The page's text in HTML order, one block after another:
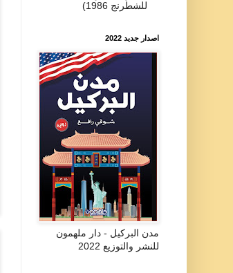
للشطرنج 1986)
اصدار جديد 2022
مدن البركيل - دار ملهمون
للنشر والتوزيع 2022